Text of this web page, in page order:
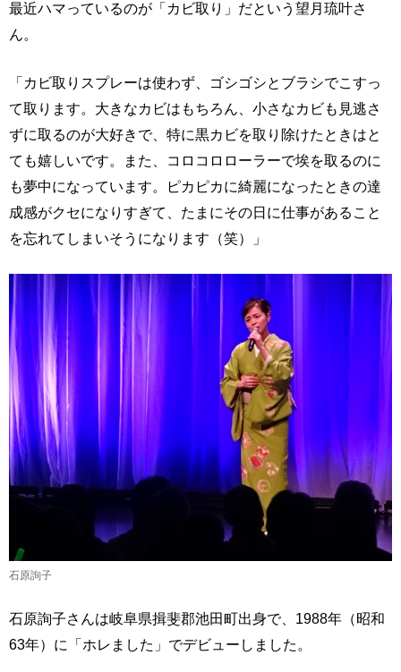
最近ハマっているのが「カビ取り」だという望月琉叶さ
ん。
「カビ取りスプレーは使わず、ゴシゴシとブラシでこすっ
て取ります。大きなカビはもちろん、小さなカビも見逃さ
ずに取るのが大好きで、特に黒カビを取り除けたときはと
ても嬉しいです。また、コロコロローラーで埃を取るのに
も夢中になっています。ピカピカに綺麗になったときの達
成感がクセになりすぎて、たまにその日に仕事があること
を忘れてしまいそうになります（笑）」
石原詢子
石原詢子さんは岐阜県揖斐郡池田町出身で、1988年（昭和
63年）に「ホレました」でデビューしました。